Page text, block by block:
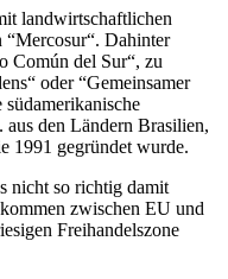
landwirtschaftlichen
“Mercosur“. Dahinter
Común del Sur“, zu
oder “Gemeinsamer
aus den Ländern Brasilien,
1991 gegründet wurde.
nicht so richtig damit
zwischen EU und
Freihandelszone